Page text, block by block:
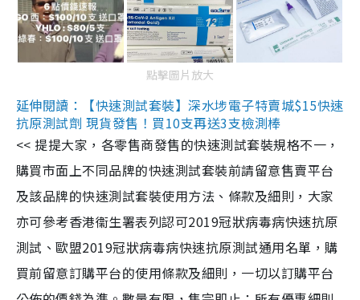
點擊圖片放大
延伸閱讀：【快速測試套裝】深水埗電子特賣城$15快速
抗原測試劑 現貨發售！買10支再送3支檢測棒
<< 提提大家，各零售商發售的快速測試套裝規格不一，
購買市面上不同品牌的快速測試套裝前請留意售賣平台
及該品牌的快速測試套裝使用方法、條款及細則，大家
亦可參考香港衞生署表列認可2019冠狀病毒病快速抗原
測試、歐盟2019冠狀病毒病快速抗原測試通用名單，購
買前留意訂購平台的使用條款及細則，一切以訂購平台